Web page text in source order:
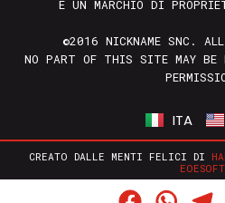
È UN MARCHIO DI
©2016 NICKNAME SNC. ALL
NO PART OF THIS SITE MAY BE
ITA
CREATO DALLE MENTI FELICI DI
EOESOFT
Facebook